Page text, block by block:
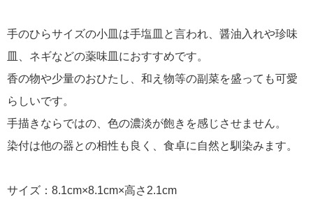
手のひらサイズの小皿は手塩皿と言われ、醤油入れや珍味
皿、ネギなどの薬味皿におすすめです。
香の物や少量のおひたし、和え物等の副菜を盛っても可愛
らしいです。
手描きならではの、色の濃淡が飽きを感じさせません。
染付は他の器との相性も良く、食卓に自然と馴染みます。
サイズ：8.1cm×8.1cm×高さ2.1cm